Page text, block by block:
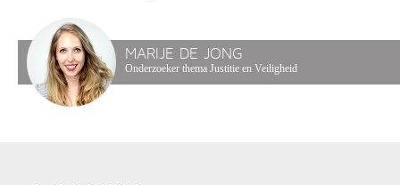
MARIJE DE JONG
Onderzoeker thema Justitie en Veiligheid